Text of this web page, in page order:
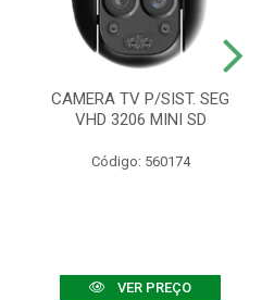
CAMERA TV P/SIST. SEG
VHD 3206 MINI SD
Código: 560174
VER PREÇO